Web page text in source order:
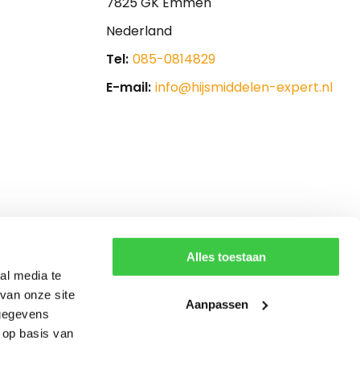
media te
onze site
basis van
Alles toestaan
Aanpassen
Nederland
Tel: 085-0814829
E-mail: info@hijsmiddelen-expert.nl